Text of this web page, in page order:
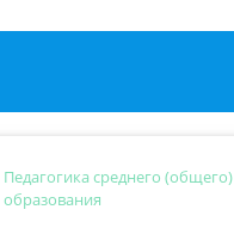
Педагогика среднего (общего)
образования